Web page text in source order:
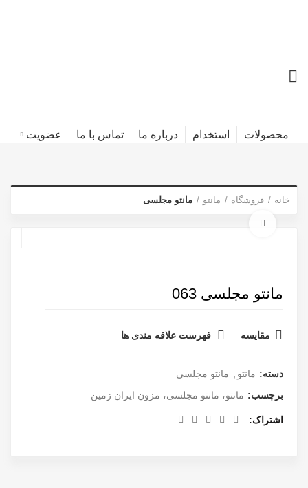
محصولات استخدام درباره ما تماس با ما عضویت
خانه فروشگاه مانتو مانتو مجلسی
مانتو مجلسی 063
مقایسه فهرست علاقه مندی ها
دسته: مانتو
مانتو مجلسی
برچسب: مانتو، مانتو مجلسی، مزون ایران زمین
اشتراک